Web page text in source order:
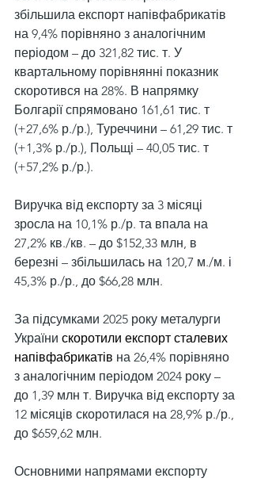
збільшила експорт напівфабрикатів
на 9,4% порівняно з аналогічним
періодом – до 321,82 тис. т. У
квартальному порівнянні показник
скоротився на 28%. В напрямку
Болгарії спрямовано 161,61 тис. т
(+27,6% р./р.), Туреччини – 61,29 тис. т
(+1,3% р./р.), Польщі – 40,05 тис. т
(+57,2% р./р.).
Виручка від експорту за 3 місяці
зросла на 10,1% р./р. та впала на
27,2% кв./кв. – до $152,33 млн, в
березні – збільшилась на 120,7 м./м. і
45,3% р./р., до $66,28 млн.
За підсумками 2025 року металурги
України скоротили експорт сталевих
напівфабрикатів на 26,4% порівняно
з аналогічним періодом 2024 року –
до 1,39 млн т. Виручка від експорту за
12 місяців скоротилася на 28,9% р./р.,
до $659,62 млн.
Основними напрямами експорту